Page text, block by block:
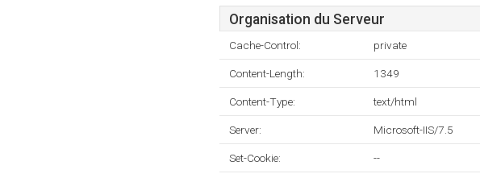
Organisation du Serveur
Cache-Control: private
Content-Length: 1349
Content-Type: text/html
Server: Microsoft-IIS/7.5
Set-Cookie: --